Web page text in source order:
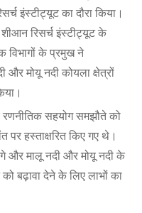
इंस्टीट्यूट का दौरा किया।
रिसर्च इंस्टीट्यूट के
विभागों के प्रमुख ने
और मोयू नदी कोयला क्षेत्रों
सहयोग समझौते को
हस्ताक्षरित किए गए थे।
और मालू नदी और मोयू नदी के
बढ़ावा देने के लिए लाभों का